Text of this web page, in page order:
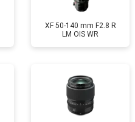
XF 50-140 mm F2.8 R
LM OIS WR